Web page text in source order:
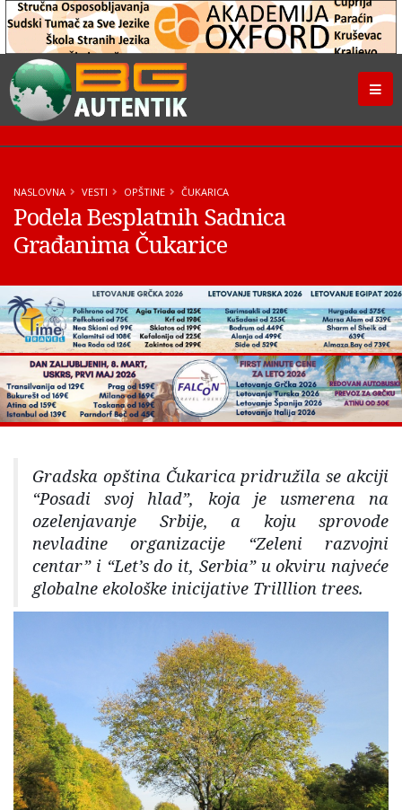
NASLOVNA VESTI OPŠTINE ČUKARICA
Podela Besplatnih Sadnica
Građanima Čukarice
Gradska opština Čukarica pridružila se akciji
“Posadi svoj hlad”, koja je usmerena na
ozelenjavanje Srbije, a koju sprovode
nevladine organizacije “Zeleni razvojni
centar” i “Let’s do it, Serbia” u okviru najveće
globalne ekološke inicijative Trilllion trees.